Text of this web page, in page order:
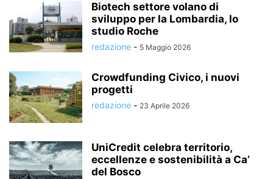
Biotech settore volano di
sviluppo per la Lombardia, lo
studio Roche
redazione - 5 Maggio 2026
Crowdfunding Civico, i nuovi
progetti
redazione - 23 Aprile 2026
UniCredit celebra territorio,
eccellenze e sostenibilità a Ca’
del Bosco